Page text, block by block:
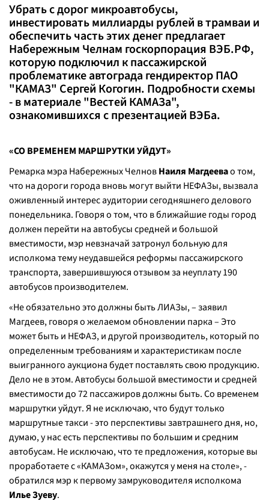
Убрать с дорог микроавтобусы,
инвестировать миллиарды рублей в трамваи и
обеспечить часть этих денег предлагает
Набережным Челнам госкорпорация ВЭБ.РФ,
которую подключил к пассажирской
проблематике автограда гендиректор ПАО
"КАМАЗ" Сергей Когогин. Подробности схемы
- в материале "Вестей КАМАЗа",
ознакомившихся с презентацией ВЭБа.
«СО ВРЕМЕНЕМ МАРШРУТКИ УЙДУТ»
Ремарка мэра Набережных ЧелновНаиля Магдеевао том,
что на дороги города вновь могут выйти НЕФАЗы, вызвала
оживленный интерес аудитории сегодняшнего делового
понедельника. Говоря о том, что в ближайшие годы город
должен перейти на автобусы средней и большой
вместимости, мэр невзначай затронул больную для
исполкома тему неудавшейся реформы пассажирского
транспорта, завершившуюся отзывом за неуплату 190
автобусов производителем.
«Не обязательно это должны быть ЛИАЗы, – заявил
Магдеев, говоря о желаемом обновлении парка – Это
может быть и НЕФАЗ, и другой производитель, который по
определенным требованиям и характеристикам после
выигранного аукциона будет поставлять свою продукцию.
Дело не в этом. Автобусы большой вместимости и средней
вместимости до 72 пассажиров должны быть. Со временем
маршрутки уйдут. Я не исключаю, что будут только
маршрутные такси - это перспективы завтрашнего дня, но,
думаю, у нас есть перспективы по большим и средним
автобусам. Не исключаю, что те предложения, которые вы
проработаете с «КАМАЗом», окажутся у меня на столе», -
обратился мэр к первому замруководителя исполкома
Илье Зуеву.